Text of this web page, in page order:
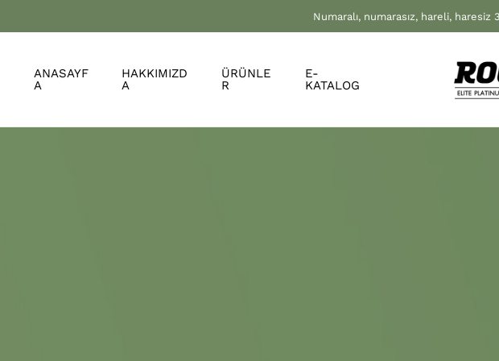
Numaralı, numarasız, hareli,
ANASAYF
A
HAKKIMIZD
A
ÜRÜNLE
R
E-
KATALOG